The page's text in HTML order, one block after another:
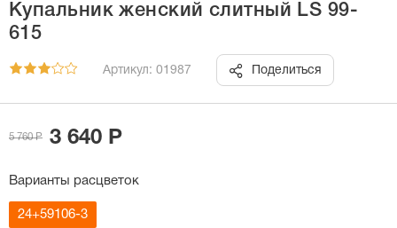
Купальник женский слитный LS 99-
615
Артикул: 01987 Поделиться
5 760 Р 3 640 Р
Варианты расцветок
24+59106-3